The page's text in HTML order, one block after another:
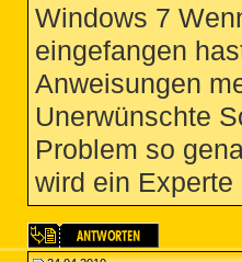
Windows 7
eingefangen
Anweisungen
Unerwünschte
Problem so
wird ein